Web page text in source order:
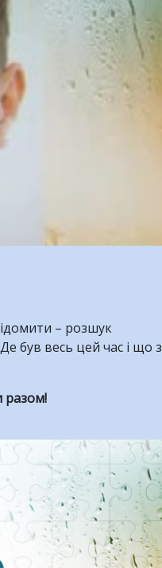
– розшук
був весь цей час і що з
разом!